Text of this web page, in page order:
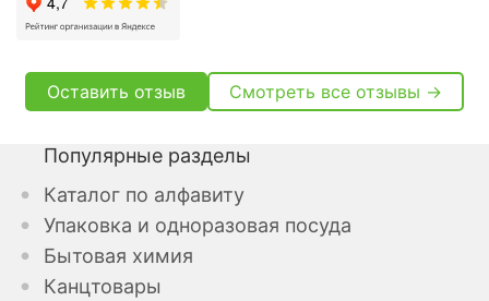
Оставить отзыв Смотреть все отзывы →
Популярные разделы
Каталог по алфавиту
Упаковка и одноразовая посуда
Бытовая химия
Канцтовары